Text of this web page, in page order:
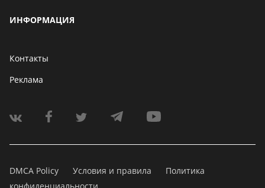
ИНФОРМАЦИЯ
Контакты
Реклама
DMCA Policy Условия и правила
Политика